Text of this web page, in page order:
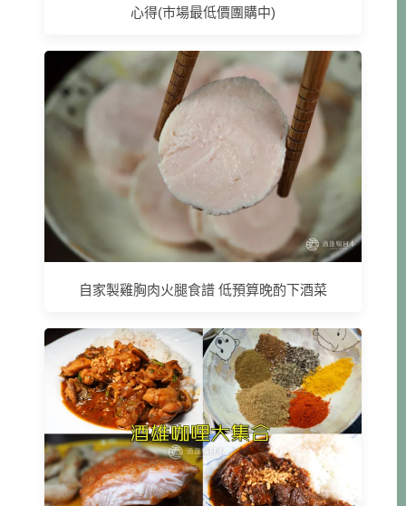
心得(市場最低價團購中)
自家製雞胸肉火腿食譜 低預算晚酌下酒菜